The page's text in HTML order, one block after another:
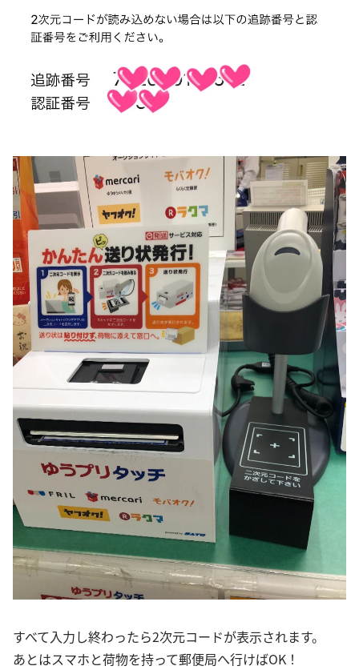
すべて入力し終わったら2次元コードが表示されます。
あとはスマホと荷物を持って郵便局へ行けばOK！